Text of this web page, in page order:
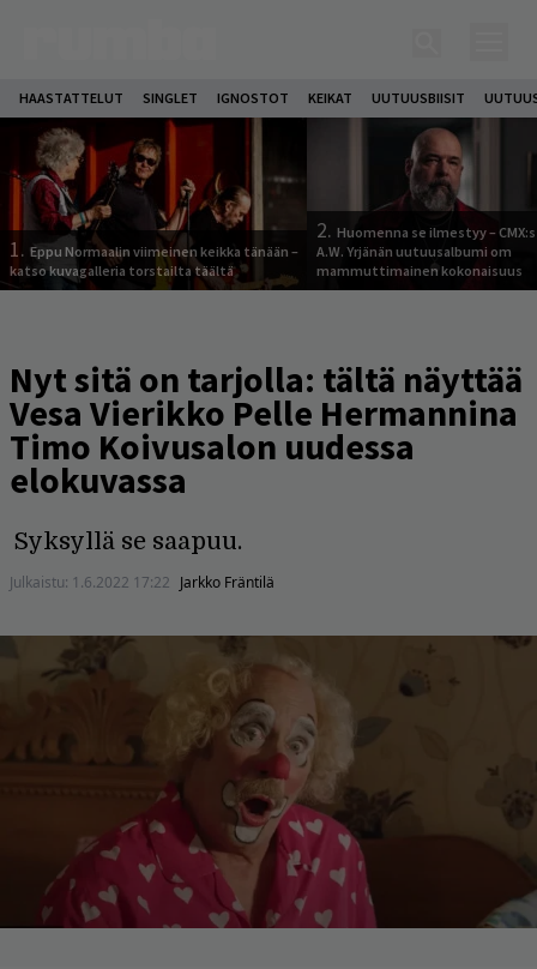
HAASTATTELUT SINGLET IGNOSTOT KEIKAT UUTUUSBIISIT
1. Eppu Normaalin viimeinen keikka tänään –
katso kuvagalleria torstailta täältä
2. Huomenna se ilmestyy –
A.W. Yrjänän uutuusalbumi om
mammuttimainen kokonaisuus
Nyt sitä on tarjolla: tältä näyttää
Vesa Vierikko Pelle Hermannina
Timo Koivusalon uudessa
elokuvassa
Syksyllä se saapuu.
Julkaistu: 1.6.2022 17:22 Jarkko Fräntilä